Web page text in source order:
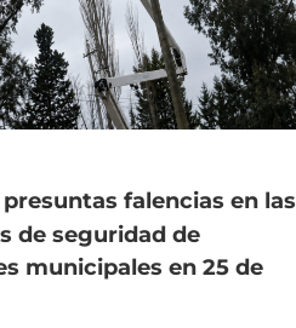
falencias en las
de seguridad de
municipales en 25 de